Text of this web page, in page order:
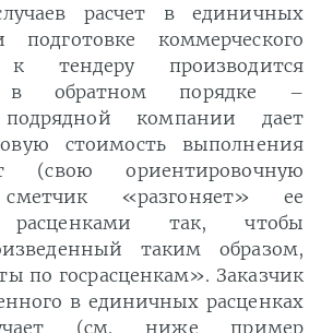
расчет в единичных
подготовке коммерческого
к тендеру производится
в обратном порядке –
подрядной компании дает
стоимость выполнения
(свою ориентировочную
«разгоняет» ее
расценками так, чтобы
таким образом,
по госрасценкам». Заказчик
в единичных расценках
(см. ниже пример